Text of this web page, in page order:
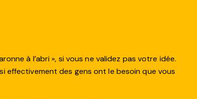
à l’abri », si vous ne validez pas votre idée.
effectivement des gens ont le besoin que vous